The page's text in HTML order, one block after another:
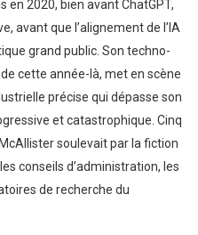
en 2020, bien avant ChatGPT,
avant que l’alignement de l’IA
grand public. Son techno-
cette année-là, met en scène
précise qui dépasse son
et catastrophique. Cinq
soulevait par la fiction
conseils d’administration, les
de recherche du